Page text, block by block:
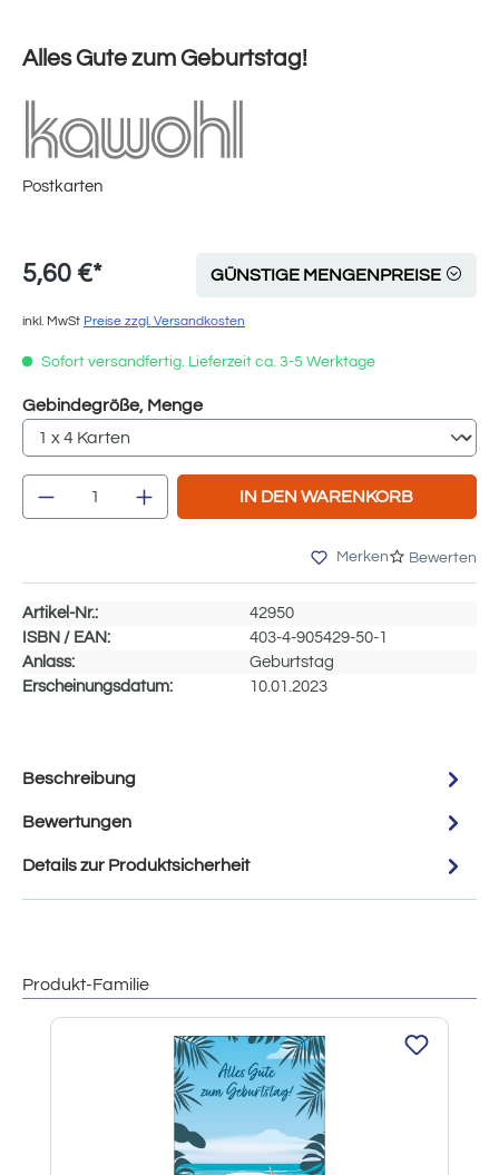
Alles Gute zum Geburtstag!
Postkarten
5,60 €* GÜNSTIGE MENGENPREISE
inkl. MwSt Preise zzgl. Versandkosten
Sofort versandfertig. Lieferzeit ca. 3-5 Werktage
Gebindegröße, Mengeauswählen
Produkt Anzahl: Gib den gewünschten
IN DEN WARENKORB
Merken Bewerten
Artikel-Nr.:
42950
ISBN / EAN:
403-4-905429-50-1
Anlass:
Geburtstag
Erscheinungsdatum:
10.01.2023
Beschreibung
Bewertungen
Details zur Produktsicherheit
Produkt-Familie
Produktgalerie überspringen